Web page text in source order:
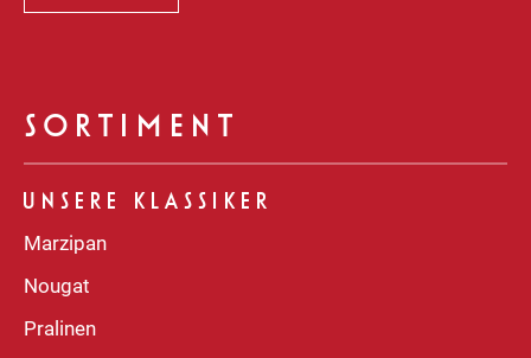
SORTIMENT
UNSERE KLASSIKER
Marzipan
Nougat
Pralinen